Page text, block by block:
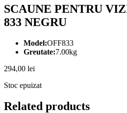
SCAUNE PENTRU
833 NEGRU
Model:OFF833
Greutate:7.00kg
294,00 lei
Stoc epuizat
Related products